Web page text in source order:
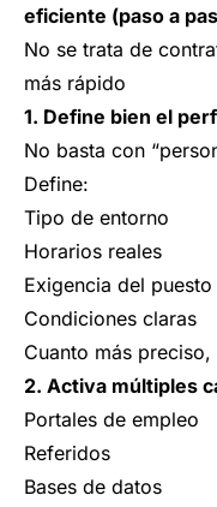
eficiente (paso a
No se trata de
más rápido
1. Define bien el
No basta con
Define:
Tipo de entorno
Horarios reales
Exigencia del puesto
Condiciones claras
Cuanto más
2. Activa múltiples
Portales de empleo
Referidos
Bases de datos